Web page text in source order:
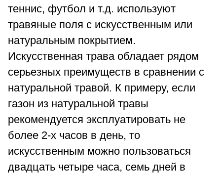
теннис, футбол и т.д. используют
травяные поля с искусственным или
натуральным покрытием.
Искусственная трава обладает рядом
серьезных преимуществ в сравнении с
натуральной травой. К примеру, если
газон из натуральной травы
рекомендуется эксплуатировать не
более 2-х часов в день, то
искусственным можно пользоваться
двадцать четыре часа, семь дней в